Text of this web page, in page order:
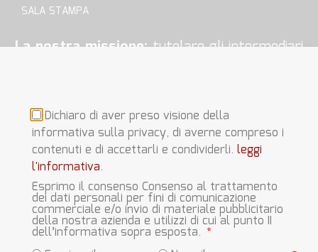
SALA STAMPA
La nostra missione:tutelare gli intermediari
d’affrontare serenamente la propria attività.
Questo blog non rappresenta una testata giornalistica in quanto
viene aggiornato senza alcuna periodicità. Non può pertanto
considerarsi un prodotto editoriale ai sensi della legge n° 62 del
7.03.2001. Leggi il Disclaimer . © Copyright 2023 Ulias.it | CF
Dichiaro di aver preso visione della
informativa sulla privacy, di averne compreso i
contenuti e di accettarli e condividerli. leggi
l'informativa.
Esprimo il consenso Consenso al trattamento
dei dati personali per fini di comunicazione
commerciale e/o invio di materiale pubblicitario
della nostra azienda e utilizzi di cui al punto II
dell’informativa sopra esposta.